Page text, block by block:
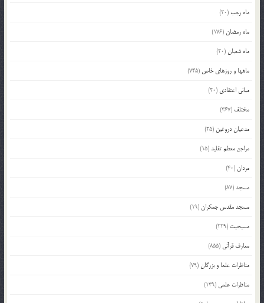
ماه رجب(20)
ماه رمضان(176)
ماه شعبان(20)
ماهها و روزهای خاص (745)
مبانی اعتقادی (20)
مختلف (367)
مدعیان دروغین (25)
مراجع معظم تقلید(15)
مردان(40)
مسجد(87)
مسجد مقدس جمکران(19)
مسیحیت (229)
معارف قرآنی (855)
مناظرات علما و بزرگان(79)
مناظرات علمی (139)